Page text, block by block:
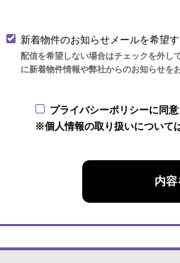
新着物件のお知らせメールを希望
配信を希望しない場合はチェックを外し
に新着物件情報や弊社からのお知らせを
プライバシーポリシーに同
※個人情報の取り扱いについては
内容